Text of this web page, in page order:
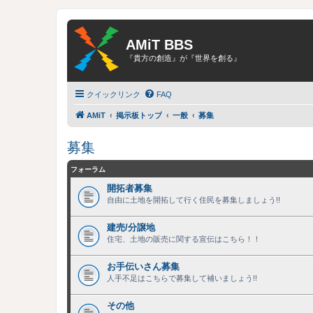
AMiT BBS
『貴方の創造』が『世界を創る』
クイックリンク FAQ
AMiT 掲示板トップ 一般 募集
募集
フォーラム
開拓者募集
自由に土地を開拓して行く住民を募集しましょう!!
建売/分譲地
住宅、土地の販売に関する宣伝はこちら！！
お手伝いさん募集
人手不足はこちらで募集して補いましょう!!
その他